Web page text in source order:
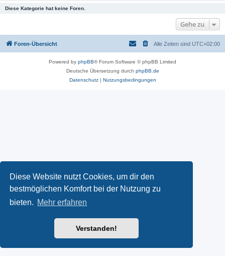
Diese Website nutzt Cookies, um dir den
bestmöglichen Komfort bei der Nutzung zu
bieten. Mehr erfahren
Verstanden!
Diese Kategorie hat keine Foren.
Gehe zu
Foren-Übersicht Alle Zeiten sind UTC+02:00
Powered by phpBB® Forum Software © phpBB Limited
Deutsche Übersetzung durch phpBB.de
Datenschutz| Nutzungsbedingungen